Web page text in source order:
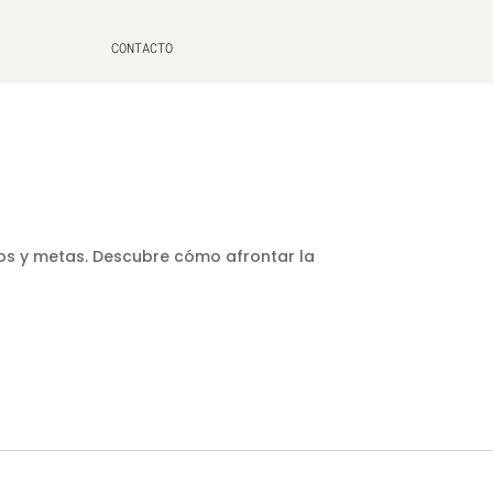
CONTACTO
y metas. Descubre cómo afrontar la